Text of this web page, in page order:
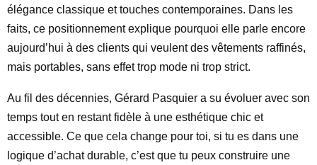
élégance classique et touches contemporaines. Dans les
faits, ce positionnement explique pourquoi elle parle encore
aujourd’hui à des clients qui veulent des vêtements raffinés,
mais portables, sans effet trop mode ni trop strict.
Au fil des décennies, Gérard Pasquier a su évoluer avec son
temps tout en restant fidèle à une esthétique chic et
accessible. Ce que cela change pour toi, si tu es dans une
logique d’achat durable, c’est que tu peux construire une